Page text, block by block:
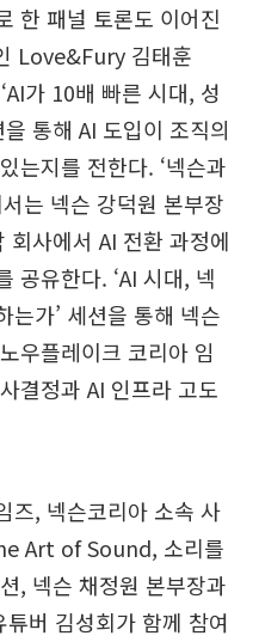
한 패널 토론도 이어진
Love&Fury 김태훈
가 10배 빠른 시대, 성
통해 AI 도입이 조직의
는지를 전한다. ‘넥슨과
는 넥슨 강덕원 본부장
사에서 AI 전환 과정에
공유한다. ‘AI 시대, 넥
는가’ 세션을 통해 넥슨
우플레이크 코리아 임
결정과 AI 인프라 고도
즈, 넥슨코리아 소속 사
Art of Sound, 소리를
, 넥슨 채정원 본부장과
버 김성회가 함께 참여